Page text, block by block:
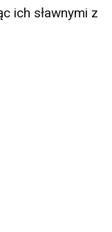
ich sławnymi z